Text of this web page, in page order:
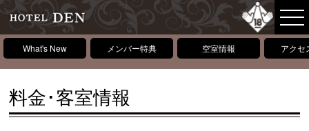
What's New メンバー特典 空室情報 アクセ
料金･客室情報